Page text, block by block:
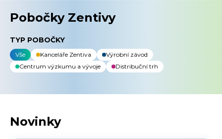
Pobočky Zentivy
TYP POBOČKY
Vše Kanceláře Zentiva
Výrobní závod
Centrum výzkumu a vývoje
Distribuční trh
Novinky